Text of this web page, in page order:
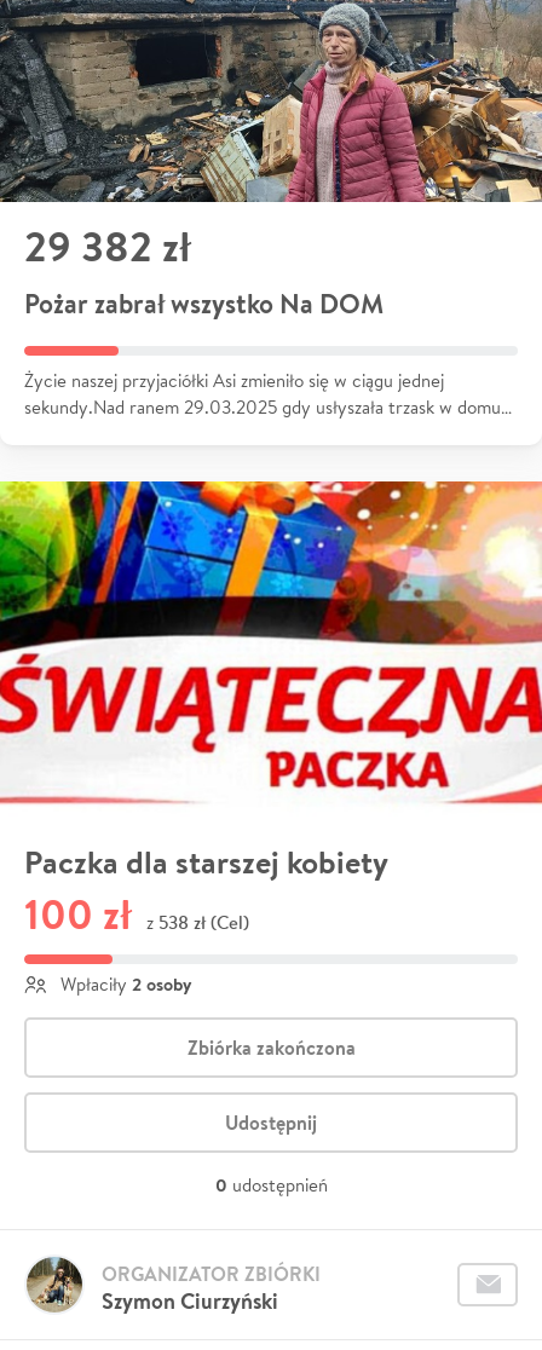
29 382 zł
Pożar zabrał wszystko Na DOM
Życie naszej przyjaciółki Asi zmieniło się w ciągu jednej
sekundy.Nad ranem 29.03.2025 gdy usłyszała trzask w domu…
Paczka dla starszej kobiety
100 zł z 538 zł (Cel)
Wpłaciły 2 osoby
Zbiórka zakończona
Udostępnij
0 udostępnień
Szymon Ciurzyński
ORGANIZATOR ZBIÓRKI